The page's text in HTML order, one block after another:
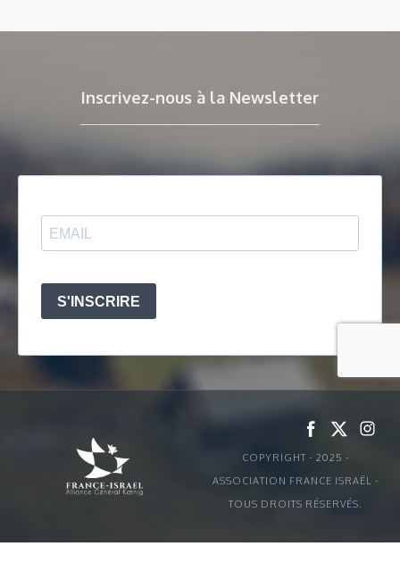
Inscrivez-nous à la Newsletter
COPYRIGHT - 2025 -
ASSOCIATION FRANCE ISRAËL -
TOUS DROITS RÉSERVÉS.